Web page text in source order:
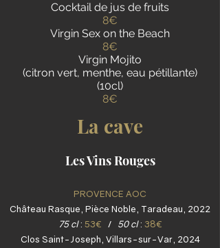
Cocktail de jus de fruits
8€
Virgin Sex on the Beach
8€
Virgin Mojito
(citron vert, menthe, eau pétillante)
(10cl)
8€
La cave
Les Vins Rouges
PROVENCE AOC
Château Rasque, Pièce Noble, Taradeau, 2022
75 cl: 53€ / 50 cl: 38€
Clos Saint-Joseph, Villars-sur-Var, 2024